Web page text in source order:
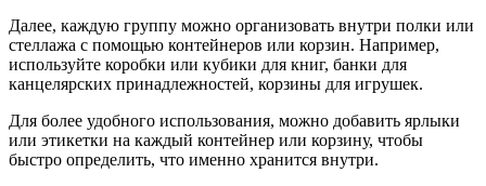
Далее, каждую группу можно организовать внутри полки или
стеллажа с помощью контейнеров или корзин. Например,
используйте коробки или кубики для книг, банки для
канцелярских принадлежностей, корзины для игрушек.
Для более удобного использования, можно добавить ярлыки
или этикетки на каждый контейнер или корзину, чтобы
быстро определить, что именно хранится внутри.